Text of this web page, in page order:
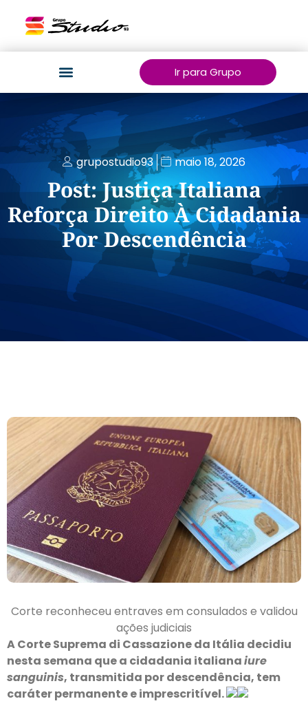
Ir para Grupo
grupostudio93 maio 18, 2026
Post: Justiça Italiana
Reforça Direito À Cidadania
Por Descendência
Corte reconheceu entraves em consulados e validou
ações judiciais
A Corte Suprema di Cassazione da Itália decidiu
nesta semana que a cidadania italianaiure
sanguinis, transmitida por descendência, tem
caráter permanente e imprescritível.